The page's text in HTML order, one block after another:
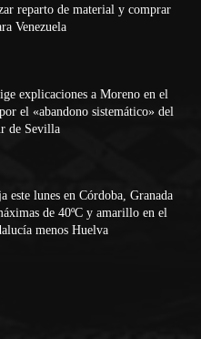
reparto de material y comprar
Venezuela
explicaciones a Moreno en el
el «abandono sistemático» del
de Sevilla
este lunes en Córdoba, Granada
de 40ºC y amarillo en el
menos Huelva